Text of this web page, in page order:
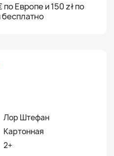
Европе и 150 zł по
Лор Штефан
Картонная
2+